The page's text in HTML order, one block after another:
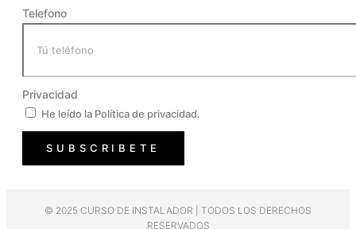
Telefono
Privacidad
He leído la Política de privacidad.
SUBSCRIBETE
© 2025 CURSO DE INSTALADOR | TODOS LOS DERECHOS
RESERVADOS